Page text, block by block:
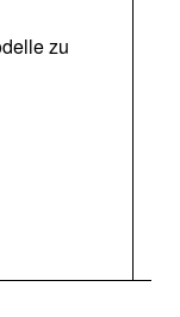
zu